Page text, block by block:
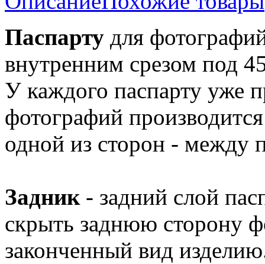
Паспарту для
внутренним срезом под
У каждого паспарту уже
фотографий
одной из сторон - между
Задник - задний слой
скрыть заднюю сторону
законченный вид